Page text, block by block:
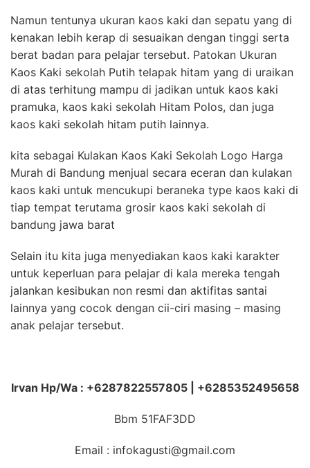
Namun tentunya ukuran kaos kaki dan sepatu yang di
kenakan lebih kerap di sesuaikan dengan tinggi serta
berat badan para pelajar tersebut. Patokan Ukuran
Kaos Kaki sekolah Putih telapak hitam yang di uraikan
di atas terhitung mampu di jadikan untuk kaos kaki
pramuka, kaos kaki sekolah Hitam Polos, dan juga
kaos kaki sekolah hitam putih lainnya.
kita sebagai Kulakan Kaos Kaki Sekolah Logo Harga
Murah di Bandung menjual secara eceran dan kulakan
kaos kaki untuk mencukupi beraneka type kaos kaki di
tiap tempat terutama grosir kaos kaki sekolah di
bandung jawa barat
Selain itu kita juga menyediakan kaos kaki karakter
untuk keperluan para pelajar di kala mereka tengah
jalankan kesibukan non resmi dan aktifitas santai
lainnya yang cocok dengan cii-ciri masing – masing
anak pelajar tersebut.
Irvan Hp/Wa : +6287822557805 | +6285352495658
Bbm 51FAF3DD
Email : infokagusti@gmail.com